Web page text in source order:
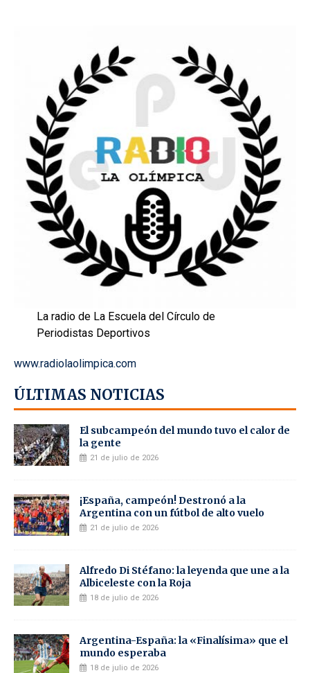
La radio de La Escuela del Círculo de
Periodistas Deportivos
www.radiolaolimpica.com
ÚLTIMAS NOTICIAS
El subcampeón del mundo tuvo el calor de
la gente
21 de julio de 2026
¡España, campeón! Destronó a la
Argentina con un fútbol de alto vuelo
21 de julio de 2026
Alfredo Di Stéfano: la leyenda que une a la
Albiceleste con la Roja
18 de julio de 2026
Argentina-España: la «Finalísima» que el
mundo esperaba
18 de julio de 2026